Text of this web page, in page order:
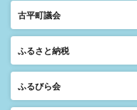
古平町議会
ふるさと納税
ふるびら会